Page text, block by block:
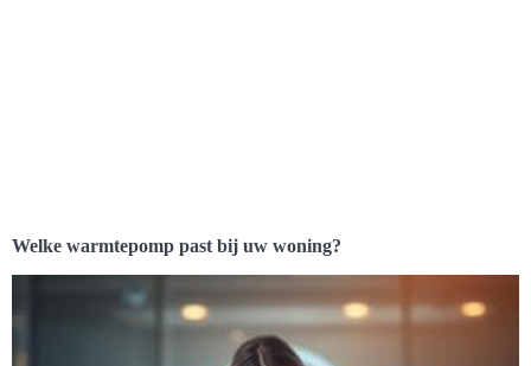
Welke warmtepomp past bij uw woning?